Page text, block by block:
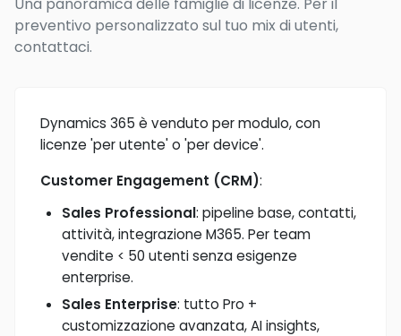
preventivo personalizzato sul tuo mix di utenti,
contattaci.
Dynamics 365 è venduto per modulo, con
licenze 'per utente' o 'per device'.
Customer Engagement (CRM):
Sales Professional: pipeline base, contatti,
attività, integrazione M365. Per team
vendite < 50 utenti senza esigenze
enterprise.
Sales Enterprise: tutto Pro +
customizzazione avanzata, AI insights,